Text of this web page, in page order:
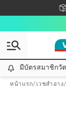
ช
มีบัตรสมาชิกวั
หน้าแรก/ เวชสำอาง/